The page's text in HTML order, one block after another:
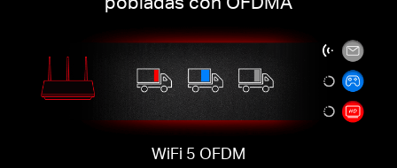
WiFi 5 OFDM